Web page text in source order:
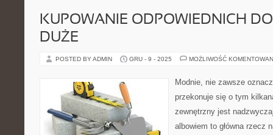
KUPOWANIE ODPOWIEDNICH
DUŻE
POSTED BY ADMIN GRU - 9 - 2025 MOŻLIWOŚĆ
Modnie, nie zawsze
przekonuje się o tym
zewnętrzny jest
albowiem to główna rzecz